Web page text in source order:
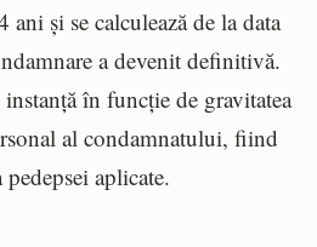
ani și se calculează de la data
a devenit definitivă.
în funcție de gravitatea
al condamnatului, fiind
aplicate.